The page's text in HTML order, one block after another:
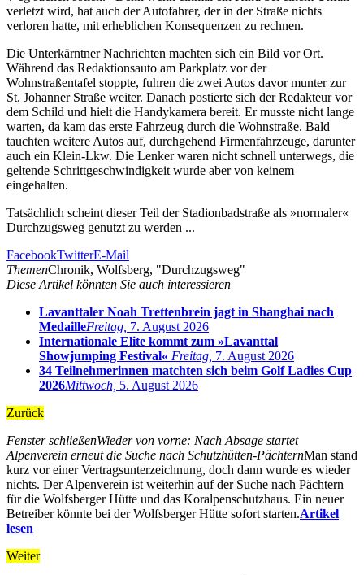
verletzt wird, hat auch der Autofahrer, der in der Straße nichts
verloren hatte, mit erheblichen Konsequenzen zu rechnen.
Die Unterkärntner Nachrichten machten sich ein Bild vor Ort.
Während das Redaktionsauto am Parkplatz vor der
Wohnstraßentafel stoppte, fuhren die zwei Autos davor munter zur
St. Johanner Straße weiter. Danach postierte sich der Redakteur vor
dem Schild und hielt die Handykamera bereit. Er musste nicht lange
warten, da kam das erste Fahrzeug durch die Wohnstraße. Bald
tauchten weitere Autos auf, durchgehend Firmenfahrzeuge, darunter
auch ein Klein-Lkw. Die Lenker waren nicht schnell unterwegs, die
geltende Schrittgeschwindigkeit wurde aber von keinem
eingehalten.
Tatsächlich scheint dieser Teil der Stadionbadstraße als »normaler«
Durchzugsweg genutzt zu werden ...
FacebookTwitterE-Mail
ThemenChronik, Wolfsberg, "Durchzugsweg"
Diese Artikel könnten Sie auch interessieren
Lavanttaler Noah Trettenbrein jagt in Shanghai nach
MedailleFreitag, 7. August 2026
Internationale Elite kommt zum »Lavanttal
Showjumping Festival« Freitag, 7. August 2026
34 Teilnehmerinnen matchten sich beim Golf Ladies Cup
2026Mittwoch, 5. August 2026
Zurück
Fenster schließenWieder von vorne: Nach Absage startet
Alpenverein erneut die Suche nach Schutzhütten-PächternMan stand
kurz vor einer Vertragsunterzeichnung, doch dann wurde es wieder
nichts. Der Alpenverein ist weiterhin auf der Suche nach Pächtern
für die Wolfsberger Hütte und das Koralpenschutzhaus. Ein neuer
Betreiber könnte bei der Wolfsberger Hütte sofort starten.Artikel
lesen
Weiter